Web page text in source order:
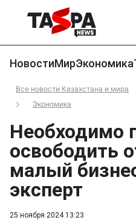
НовостиМирЭкономика
Все новости Казахстана и мира
Экономика
25 ноября 2024 13:23
Необходимо
освободить
малый
эксперт